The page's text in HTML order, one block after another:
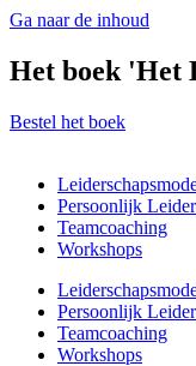
Ga naar de inhoud
Het boek 'Het
Bestel het boek
Persoonlijk
Teamcoaching
Workshops
Persoonlijk
Teamcoaching
Workshops